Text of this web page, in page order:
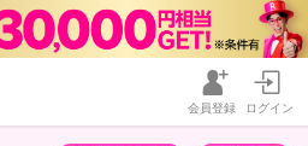
会員登録 ログイン